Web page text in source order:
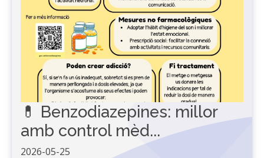
💊 Benzodiazepines: millor
amb control mèd...
2026-05-25